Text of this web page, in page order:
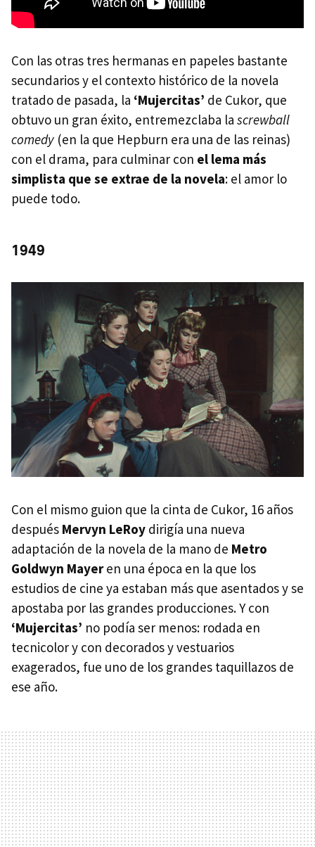
Con las otras tres hermanas en papeles bastante
secundarios y el contexto histórico de la novela
tratado de pasada, la ‘Mujercitas’ de Cukor, que
obtuvo un gran éxito, entremezclaba la screwball
comedy (en la que Hepburn era una de las reinas)
con el drama, para culminar con el lema más
simplista que se extrae de la novela: el amor lo
puede todo.
1949
Con el mismo guion que la cinta de Cukor, 16 años
después Mervyn LeRoy dirigía una nueva
adaptación de la novela de la mano de Metro
Goldwyn Mayeren una época en la que los
estudios de cine ya estaban más que asentados y se
apostaba por las grandes producciones. Y con
‘Mujercitas’ no podía ser menos: rodada en
tecnicolor y con decorados y vestuarios
exagerados, fue uno de los grandes taquillazos de
ese año.